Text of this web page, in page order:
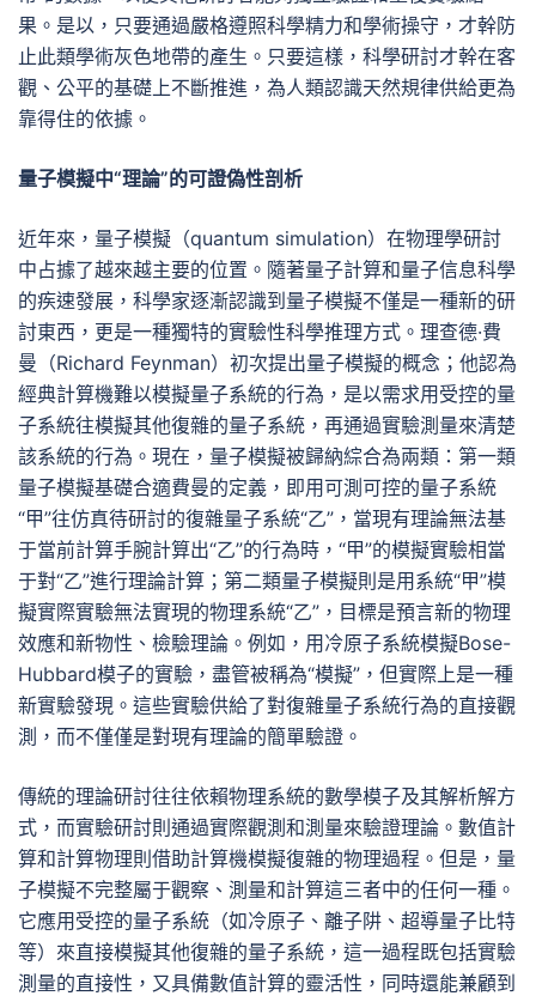
果。是以，只要通過嚴格遵照科學精力和學術操守，才幹防
止此類學術灰色地帶的產生。只要這樣，科學研討才幹在客
觀、公平的基礎上不斷推進，為人類認識天然規律供給更為
靠得住的依據。
量子模擬中“理論”的可證偽性剖析
近年來，量子模擬（quantum simulation）在物理學研討
中占據了越來越主要的位置。隨著量子計算和量子信息科學
的疾速發展，科學家逐漸認識到量子模擬不僅是一種新的研
討東西，更是一種獨特的實驗性科學推理方式。理查德·費
曼（Richard Feynman）初次提出量子模擬的概念；他認為
經典計算機難以模擬量子系統的行為，是以需求用受控的量
子系統往模擬其他復雜的量子系統，再通過實驗測量來清楚
該系統的行為。現在，量子模擬被歸納綜合為兩類：第一類
量子模擬基礎合適費曼的定義，即用可測可控的量子系統
“甲”往仿真待研討的復雜量子系統“乙”，當現有理論無法基
于當前計算手腕計算出“乙”的行為時，“甲”的模擬實驗相當
于對“乙”進行理論計算；第二類量子模擬則是用系統“甲”模
擬實際實驗無法實現的物理系統“乙”，目標是預言新的物理
效應和新物性、檢驗理論。例如，用冷原子系統模擬Bose-
Hubbard模子的實驗，盡管被稱為“模擬”，但實際上是一種
新實驗發現。這些實驗供給了對復雜量子系統行為的直接觀
測，而不僅僅是對現有理論的簡單驗證。
傳統的理論研討往往依賴物理系統的數學模子及其解析解方
式，而實驗研討則通過實際觀測和測量來驗證理論。數值計
算和計算物理則借助計算機模擬復雜的物理過程。但是，量
子模擬不完整屬于觀察、測量和計算這三者中的任何一種。
它應用受控的量子系統（如冷原子、離子阱、超導量子比特
等）來直接模擬其他復雜的量子系統，這一過程既包括實驗
測量的直接性，又具備數值計算的靈活性，同時還能兼顧到